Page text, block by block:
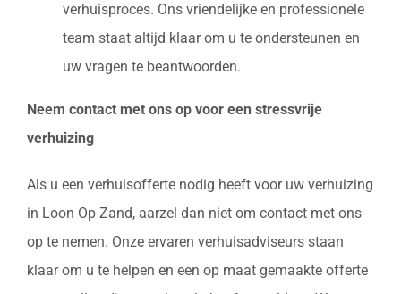
verhuisproces. Ons vriendelijke en professionele
team staat altijd klaar om u te ondersteunen en
uw vragen te beantwoorden.
Neem contact met ons op voor een stressvrije
verhuizing
Als u een verhuisofferte nodig heeft voor uw verhuizing
in Loon Op Zand, aarzel dan niet om contact met ons
op te nemen. Onze ervaren verhuisadviseurs staan
klaar om u te helpen en een op maat gemaakte offerte